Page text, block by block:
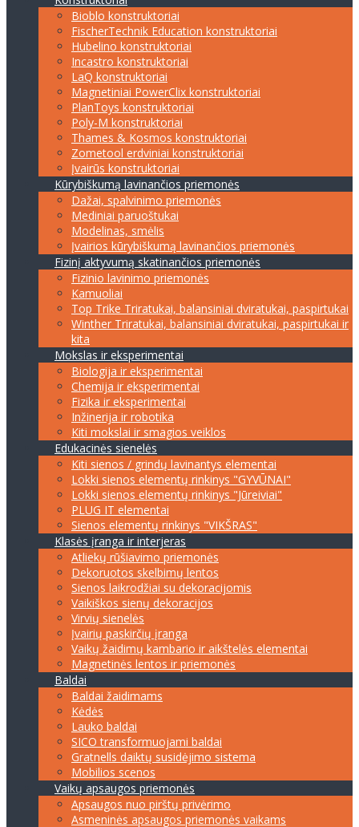
Bioblo konstruktoriai
FischerTechnik Education konstruktoriai
Hubelino konstruktoriai
Incastro konstruktoriai
LaQ konstruktoriai
Magnetiniai PowerClix konstruktoriai
PlanToys konstruktoriai
Poly-M konstruktoriai
Thames & Kosmos konstruktoriai
Zometool erdviniai konstruktoriai
Įvairūs konstruktoriai
Kūrybiškumą lavinančios priemonės
Dažai, spalvinimo priemonės
Mediniai paruoštukai
Modelinas, smėlis
Įvairios kūrybiškumą lavinančios priemonės
Fizinį aktyvumą skatinančios priemonės
Fizinio lavinimo priemonės
Kamuoliai
Top Trike Triratukai, balansiniai dviratukai, paspirtukai
Winther Triratukai, balansiniai dviratukai, paspirtukai ir
kita
Mokslas ir eksperimentai
Biologija ir eksperimentai
Chemija ir eksperimentai
Fizika ir eksperimentai
Inžinerija ir robotika
Kiti mokslai ir smagios veiklos
Edukacinės sienelės
Kiti sienos / grindų lavinantys elementai
Lokki sienos elementų rinkinys "GYVŪNAI"
Lokki sienos elementų rinkinys "Jūreiviai"
PLUG IT elementai
Sienos elementų rinkinys "VIKŠRAS"
Klasės įranga ir interjeras
Atliekų rūšiavimo priemonės
Dekoruotos skelbimų lentos
Sienos laikrodžiai su dekoracijomis
Vaikiškos sienų dekoracijos
Virvių sienelės
Įvairių paskirčių įranga
Vaikų žaidimų kambario ir aikštelės elementai
Magnetinės lentos ir priemonės
Baldai
Baldai žaidimams
Kėdės
Lauko baldai
SICO transformuojami baldai
Gratnells daiktų susidėjimo sistema
Mobilios scenos
Vaikų apsaugos priemonės
Apsaugos nuo pirštų privėrimo
Asmeninės apsaugos priemonės vaikams